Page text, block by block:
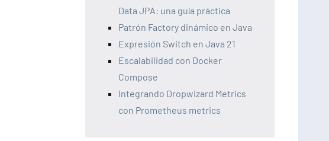
Data JPA: una guía práctica
Patrón Factory dinámico en Java
Expresión Switch en Java 21
Escalabilidad con Docker
Compose
Integrando Dropwizard Metrics
con Prometheus metrics